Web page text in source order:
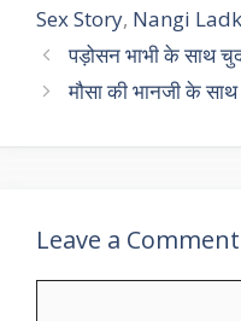
Sex Story, Nangi
पड़ोसन भाभी के साथ
मौसा की भानजी के
Leave a Comment